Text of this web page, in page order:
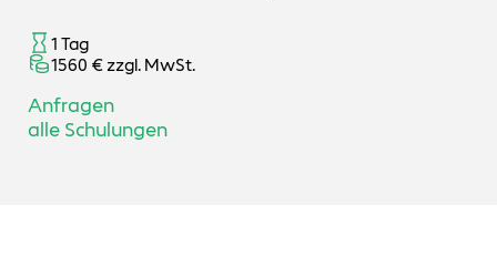
1 Tag
1560 € zzgl. MwSt.
Anfragen
alle Schulungen